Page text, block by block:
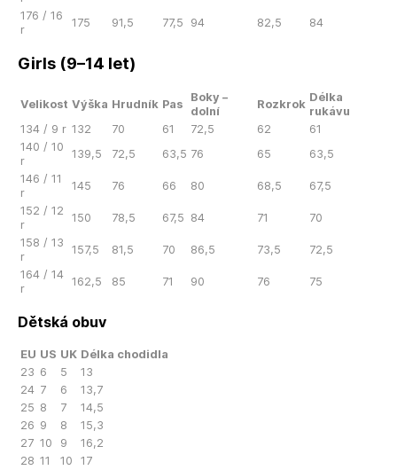
176 / 16
r
175 91,5 77,5 94 82,5 84
Girls (9–14 let)
Velikost Výška Hrudník Pas
Boky –
dolní
Rozkrok
Délka
rukávu
134 / 9 r 132 70 61 72,5 62
61
140 / 10
r
139,5 72,5 63,5 76 65
63,5
146 / 11
r
145 76 66 80 68,5
67,5
152 / 12
r
150 78,5 67,5 84 71
70
158 / 13
r
157,5 81,5 70 86,5 73,5
72,5
164 / 14
r
162,5 85 71 90 76 75
Dětská obuv
EU US UK Délka chodidla
23 6 5
13
24 7 6
13,7
25 8 7
14,5
26 9 8
15,3
27 10 9
16,2
28 11 10
17